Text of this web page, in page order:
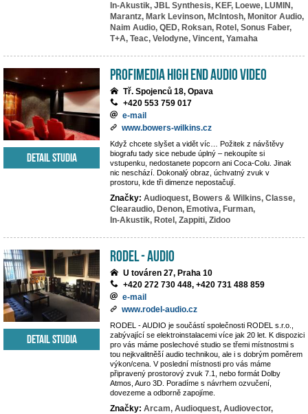
In-Akustik, JBL Synthesis, KEF, Loewe, LUMIN,
Marantz, Mark Levinson, McIntosh, Monitor Audio,
Naim Audio, QED, Roksan, Rotel, Sonus Faber,
T+A, Teac, Velodyne, Vincent, Yamaha
PROFIMEDIA High End Audio Video
Tř. Spojenců 18, Opava
+420 553 759 017
e-mail
www.bowers-wilkins.cz
Když chcete slyšet a vidět víc… Požitek z návštěvy
biografu tady sice nebude úplný – nekoupíte si
vstupenku, nedostanete popcorn ani Coca-Colu. Jinak
nic neschází. Dokonalý obraz, úchvatný zvuk v
prostoru, kde tři dimenze nepostačují.
Značky: Audioquest, Bowers & Wilkins, Classe,
Clearaudio, Denon, Emotiva, Furman,
In-Akustik, Rotel, Zappiti, Zidoo
Detail studia
RODEL - AUDIO
U továren 27, Praha 10
+420 272 730 448, +420 731 488 859
e-mail
www.rodel-audio.cz
RODEL - AUDIO je součástí společnosti RODEL s.r.o.,
zabývající se elektroinstalacemi více jak 20 let. K dispozici
pro vás máme poslechové studio se třemi místnostmi s
tou nejkvalitněší audio technikou, ale i s dobrým poměrem
výkon/cena. V poslední místnosti pro vás máme
připravený prostorový zvuk 7.1, nebo formát Dolby
Atmos, Auro 3D. Poradíme s návrhem ozvučení,
dovezeme a odborně zapojíme.
Značky: Arcam, Audioquest, Audiovector,
Detail studia